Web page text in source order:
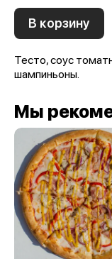
В корзину
Тесто, соус
шампиньоны.
Мы